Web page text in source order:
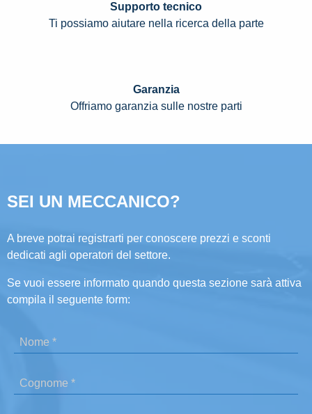
Supporto tecnico
Ti possiamo aiutare nella ricerca della parte
Garanzia
Offriamo garanzia sulle nostre parti
SEI UN MECCANICO?
A breve potrai registrarti per conoscere prezzi e sconti
dedicati agli operatori del settore.
Se vuoi essere informato quando questa sezione sarà attiva
compila il seguente form: